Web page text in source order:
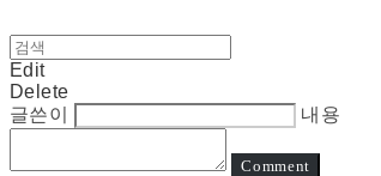
Edit
Delete
글쓴이
내용
Comment